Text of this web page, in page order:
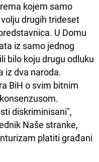
kojem samo
drugih trideset
U Domu
iz samo jednog
bilo koju drugu odluku
iz dva naroda.
BiH o svim bitnim
diskriminisani",
Naše stranke,
platiti građani